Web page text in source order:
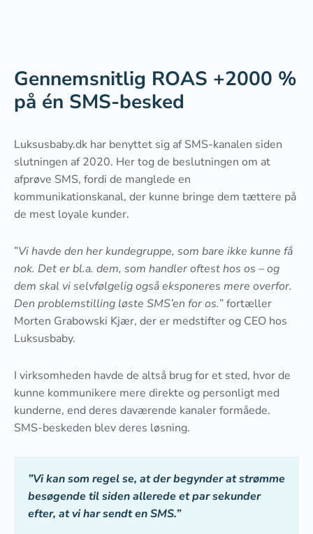
Gennemsnitlig ROAS +2000 %
på én SMS-besked
Luksusbaby.dk har benyttet sig af SMS-kanalen siden
slutningen af 2020. Her tog de beslutningen om at
afprøve SMS, fordi de manglede en
kommunikationskanal, der kunne bringe dem tættere på
de mest loyale kunder.
”Vi havde den her kundegruppe, som bare ikke kunne få
nok. Det er bl.a. dem, som handler oftest hos os – og
dem skal vi selvfølgelig også eksponeres mere overfor.
Den problemstilling løste SMS’en for os.” fortæller
Morten Grabowski Kjær, der er medstifter og CEO hos
Luksusbaby.
I virksomheden havde de altså brug for et sted, hvor de
kunne kommunikere mere direkte og personligt med
kunderne, end deres daværende kanaler formåede.
SMS-beskeden blev deres løsning.
”Vi kan som regel se, at der begynder at strømme
besøgende til siden allerede et par sekunder
efter, at vi har sendt en SMS.”